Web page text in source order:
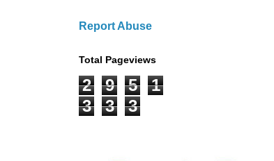
Report Abuse
Total Pageviews
2 9 5
1
3
3 3